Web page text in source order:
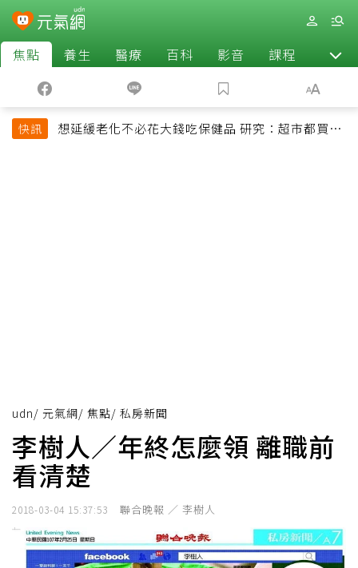
焦點 養生 醫療 百科 影音 課程 退休
快訊
想延緩老化不必花大錢吃保健品 研究：超市都買得
udn/ 元氣網/ 焦點/ 私房新聞
李樹人／年終怎麼領 離職前
看清楚
2018-03-04 15:37:53 聯合晚報 ／ 李樹人